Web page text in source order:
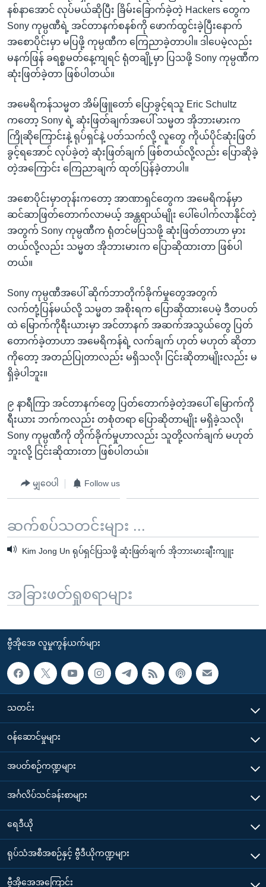
ကျော်
ရန်
နစ်နာအောင် လုပ်မယ်ဆိုပြီး ခြိမ်းခြောက်ခဲ့တဲ့ Hackers တွေက
Sony ကုမ္ပဏီရဲ့ အင်တာနက်စနစ်ကို ဖောက်ထွင်းခဲ့ပြီးနောက်
အစောပိုင်းမှာ မပြဖို့ ကုမ္ပဏီက ကြေညာခဲ့တာပါ။ ဒါပေမဲ့လည်း
မနက်ဖြန် ခရစ္စမတ်နေ့ကျရင် ရုံတချို့မှာ ပြသဖို့ Sony ကုမ္ပဏီက
ဆုံးဖြတ်ခဲ့တာ ဖြစ်ပါတယ်။
အမေရိကန်သမ္မတ အိမ်ဖြူတော် ပြောခွင့်ရသူ Eric Schultz
ကတော့ Sony ရဲ့ ဆုံးဖြတ်ချက်အပေါ် သမ္မတ အိုဘားမားက
ကြိုဆိုကြောင်းနဲ့ ရုပ်ရှင်နဲ့ ပတ်သက်လို့ လူတွေ ကိုယ်ပိုင်ဆုံးဖြတ်
ခွင့်ရအောင် လုပ်ခဲ့တဲ့ ဆုံးဖြတ်ချက် ဖြစ်တယ်လို့လည်း ပြောဆိုခဲ့
တဲ့အကြောင်း ကြေညာချက် ထုတ်ပြန်ခဲ့တာပါ။
အစောပိုင်းမှာတုန်းကတော့ အာဏာရှင်တွေက အမေရိကန်မှာ
ဆင်ဆာဖြတ်တောက်လာမယ့် အန္တရာယ်မျိုး ပေါ်ပေါက်လာနိုင်တဲ့
အတွက် Sony ကုမ္ပဏီက ရုံတင်မပြသဖို့ ဆုံးဖြတ်တာဟာ မှား
တယ်လို့လည်း သမ္မတ အိုဘားမားက ပြောဆိုထားတာ ဖြစ်ပါ
တယ်။
Sony ကုမ္ပဏီအပေါ် ဆိုက်ဘာတိုက်ခိုက်မှုတွေအတွက်
လက်တုံ့ပြန်မယ်လို့ သမ္မတ အစိုးရက ပြောဆိုထားပေမဲ့ ဒီတပတ်
ထဲ မြောက်ကိုရီးယားမှာ အင်တာနက် အဆက်အသွယ်တွေ ပြတ်
တောက်ခဲ့တာဟာ အမေရိကန်ရဲ့ လက်ချက် ဟုတ် မဟုတ် ဆိုတာ
ကိုတော့ အတည်ပြုတာလည်း မရှိသလို၊ ငြင်းဆိုတာမျိုးလည်း မ
ရှိခဲ့ပါဘူး။
၉ နာရီကြာ အင်တာနက်တွေ ပြတ်တောက်ခဲ့တဲ့အပေါ် မြောက်ကို
ရီးယား ဘက်ကလည်း တစုံတရာ ပြောဆိုတာမျိုး မရှိခဲ့သလို၊
Sony ကုမ္ပဏီကို တိုက်ခိုက်မှုဟာလည်း သူတို့လက်ချက် မဟုတ်
ဘူးလို့ ငြင်းဆိုထားတာ ဖြစ်ပါတယ်။
မျှဝေပါ Follow us
ဆက်စပ်သတင်းများ ...
Kim Jong Un ရုပ်ရှင်ပြသဖို့ ဆုံးဖြတ်ချက် အိုဘားမားချီးကျူး
အခြားဖတ်ရှုစရာများ
ဗွီအိုအေ လူမှုကွန်ယက်များ
သတင်း
၀န်ဆောင်မှုများ
အပတ်စဉ်ကဏ္ဍများ
အင်္ဂလိပ်သင်ခန်းစာများ
ရေဒီယို
ရုပ်သံအစီအစဉ်နှင့် ဗွီဒီယိုကဏ္ဍများ
ဗွီအိုအေအကြောင်း